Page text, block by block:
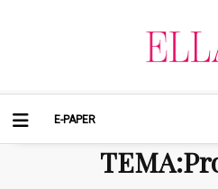
E-PAPER
TEMA: